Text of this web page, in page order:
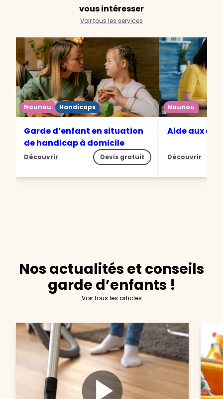
vous intéresser
Voir tous les services
Nounou Handicaps
Garde d’enfant en situation
de handicap à domicile
Découvrir Devis gratuit
Nounou
Aide aux
Découvrir
Nos actualités et conseils
garde d’enfants !
Voir tous les articles